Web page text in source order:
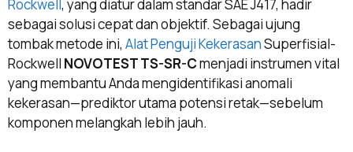
Rockwell, yang diatur dalam standar SAE J417, hadir
sebagai solusi cepat dan objektif. Sebagai ujung
tombak metode ini, Alat Penguji KekerasanSuperfisial-
Rockwell NOVOTEST TS-SR-Cmenjadi instrumen vital
yang membantu Anda mengidentifikasi anomali
kekerasan—prediktor utama potensi retak—sebelum
komponen melangkah lebih jauh.